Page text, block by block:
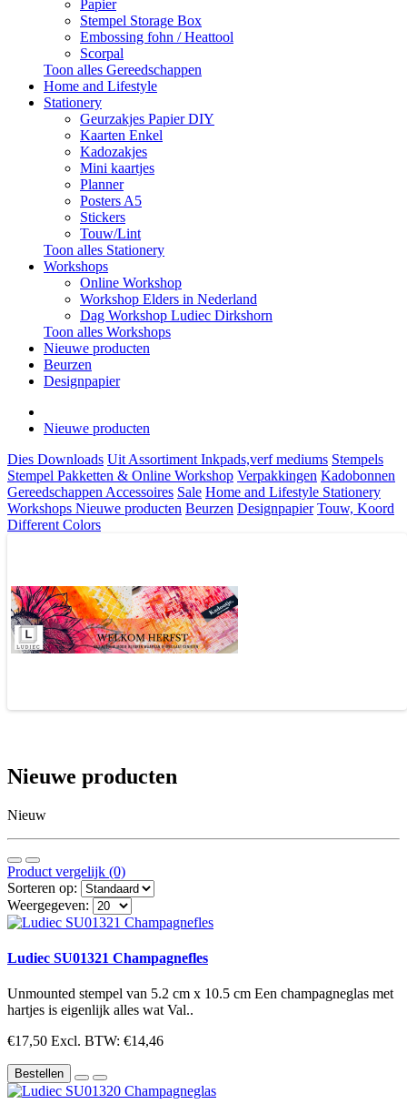
Papier
Stempel Storage Box
Embossing fohn / Heattool
Scorpal
Toon alles Gereedschappen
Home and Lifestyle
Stationery
Geurzakjes Papier DIY
Kaarten Enkel
Kadozakjes
Mini kaartjes
Planner
Posters A5
Stickers
Touw/Lint
Toon alles Stationery
Workshops
Online Workshop
Workshop Elders in Nederland
Dag Workshop Ludiec Dirkshorn
Toon alles Workshops
Nieuwe producten
Beurzen
Designpapier
Nieuwe producten
Dies Downloads Uit Assortiment Inkpads,verf mediums Stempels
Stempel Pakketten & Online Workshop Verpakkingen Kadobonnen
Gereedschappen Accessoires Sale Home and Lifestyle Stationery
Workshops Nieuwe producten Beurzen Designpapier Touw, Koord
Different Colors
Nieuwe producten
Nieuw
Product vergelijk (0)
Sorteren op:
Weergegeven:
Ludiec SU01321 Champagnefles
Unmounted stempel van 5.2 cm x 10.5 cm Een champagneglas met
hartjes is eigenlijk alles wat Val..
€17,50 Excl. BTW: €14,46
Bestellen